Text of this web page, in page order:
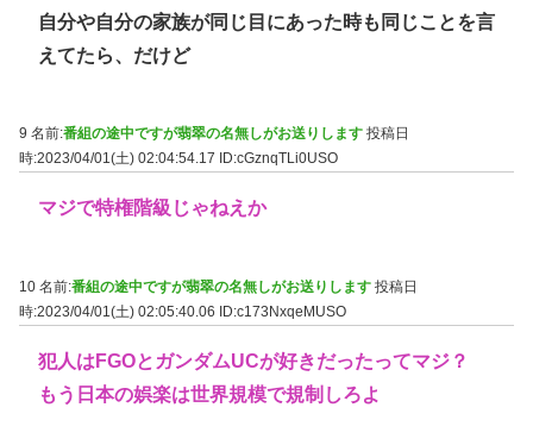
自分や自分の家族が同じ目にあった時も同じことを言
えてたら、だけど
9 名前:番組の途中ですが翡翠の名無しがお送りします 投稿日
時:2023/04/01(土) 02:04:54.17
ID:cGznqTLi0USO
マジで特権階級じゃねえか
10 名前:番組の途中ですが翡翠の名無しがお送りします 投稿日
時:2023/04/01(土) 02:05:40.06 ID:c173NxqeMUSO
犯人はFGOとガンダムUCが好きだったってマジ？
もう日本の娯楽は世界規模で規制しろよ